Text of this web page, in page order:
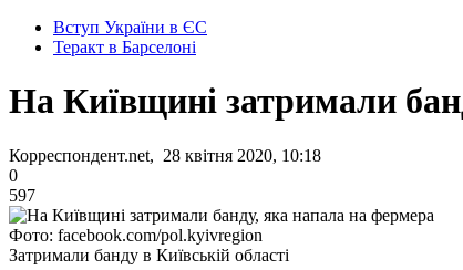
Вступ України в ЄС
Теракт в Барселоні
На Київщині затримали
Корреспондент.net, 28 квітня 2020, 10:18
0
597
Фото: facebook.com/pol.kyivregion
Затримали банду в Київській області